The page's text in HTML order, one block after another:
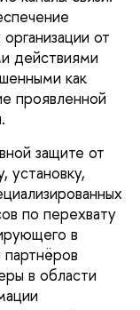
от
действиями
как
проявленной
защите от
установку,
по перехвату
в
в области